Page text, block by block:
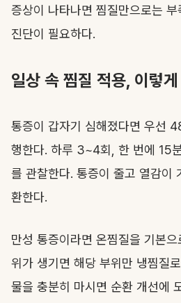
증상이 나타나면 찜질만으로는
진단이 필요하다.
일상 속 찜질 적용, 이렇
통증이 갑자기 심해졌다면 우선
행한다. 하루 3~4회, 한 번에 15
를 관찰한다. 통증이 줄고 열감이
환한다.
만성 통증이라면 온찜질을 기본
위가 생기면 해당 부위만 냉찜질
물을 충분히 마시면 순환 개선에